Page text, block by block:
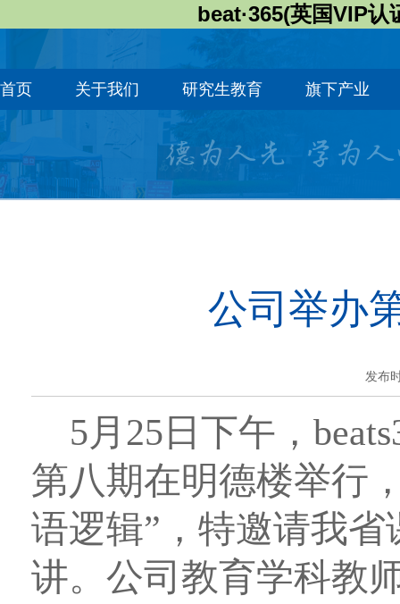
beat·365(英国VIP
首页 关于我们 研究生教育 旗下产业
公司举办
发布
5月 25 日下午，
第八期在明德楼举行
语逻辑”，特邀请我
讲。公司教育学科教